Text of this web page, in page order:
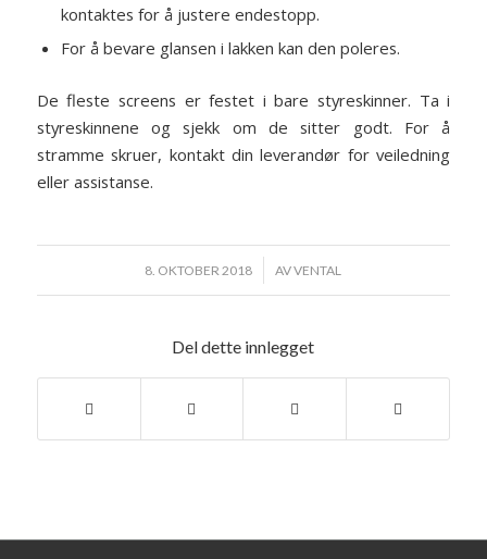
kontaktes for å justere endestopp.
For å bevare glansen i lakken kan den poleres.
De fleste screens er festet i bare styreskinner. Ta i
styreskinnene og sjekk om de sitter godt. For å
stramme skruer, kontakt din leverandør for veiledning
eller assistanse.
8. OKTOBER 2018
/ AVVENTAL
Del dette innlegget